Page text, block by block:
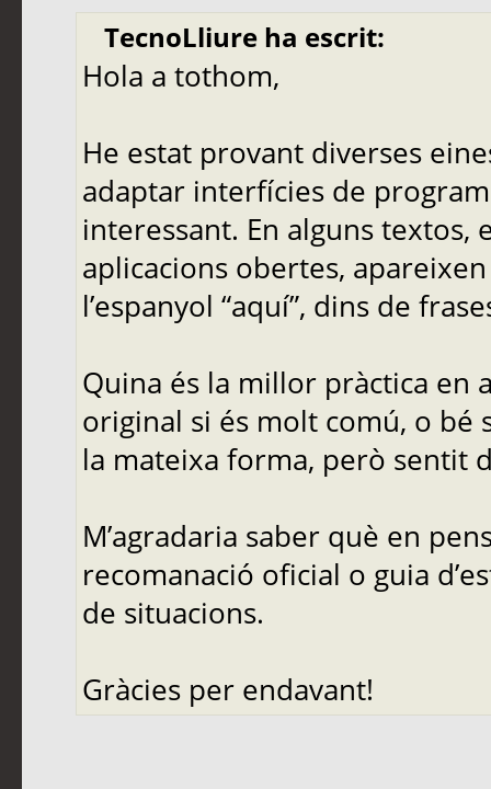
TecnoLliure ha escrit:
Hola a tothom,
He estat provant diverses
adaptar interfícies de
interessant. En alguns
aplicacions obertes,
l’espanyol “aquí”, dins de
Quina és la millor pràctica en
original si és molt comú, o
la mateixa forma, però sentit
M’agradaria saber què en
recomanació oficial o guia
de situacions.
Gràcies per endavant!